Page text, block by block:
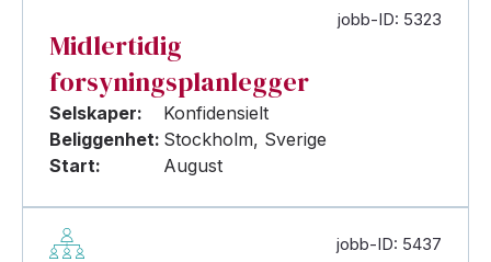
jobb-ID: 5323
Midlertidig
forsyningsplanlegger
Selskaper:
Konfidensielt
Beliggenhet: Stockholm, Sverige
Start:
August
jobb-ID: 5437